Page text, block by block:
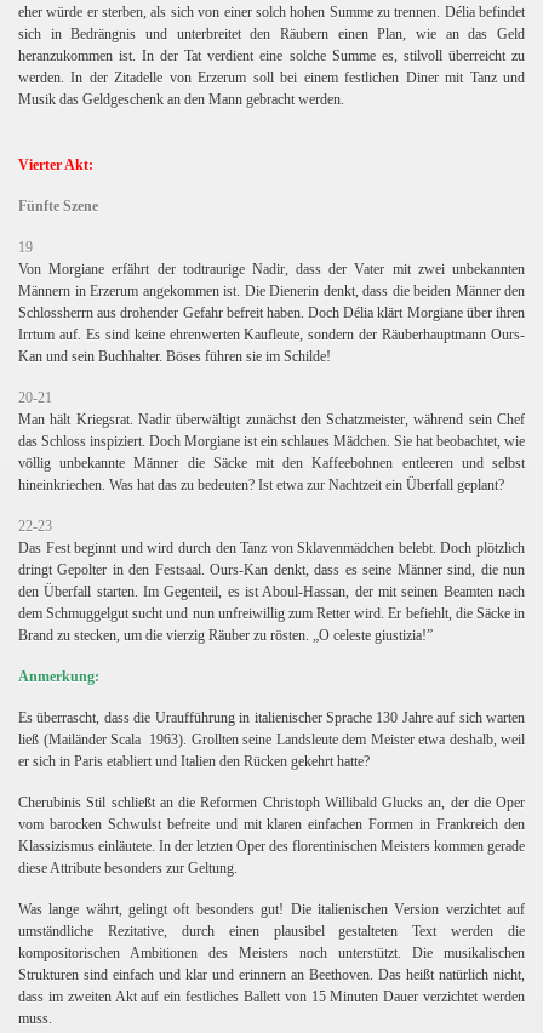
eher würde er sterben, als sich von einer solch hohen Summe zu trennen. Délia befindet
sich in Bedrängnis und unterbreitet den Räubern einen Plan, wie an das Geld
heranzukommen ist. In der Tat verdient eine solche Summe es, stilvoll überreicht zu
werden. In der Zitadelle von Erzerum soll bei einem festlichen Diner mit Tanz und
Musik das Geldgeschenk an den Mann gebracht werden.
Vierter Akt:
Fünfte Szene
19
Von Morgiane erfährt der todtraurige Nadir, dass der Vater mit zwei unbekannten
Männern in Erzerum angekommen ist. Die Dienerin denkt, dass die beiden Männer den
Schlossherrn aus drohender Gefahr befreit haben. Doch Délia klärt Morgiane über ihren
Irrtum auf. Es sind keine ehrenwerten Kaufleute, sondern der Räuberhauptmann Ours-
Kan und sein Buchhalter. Böses führen sie im Schilde!
20-21
Man hält Kriegsrat. Nadir überwältigt zunächst den Schatzmeister, während sein Chef
das Schloss inspiziert. Doch Morgiane ist ein schlaues Mädchen. Sie hat beobachtet, wie
völlig unbekannte Männer die Säcke mit den Kaffeebohnen entleeren und selbst
hineinkriechen. Was hat das zu bedeuten? Ist etwa zur Nachtzeit ein Überfall geplant?
22-23
Das Fest beginnt und wird durch den Tanz von Sklavenmädchen belebt. Doch plötzlich
dringt Gepolter in den Festsaal. Ours-Kan denkt, dass es seine Männer sind, die nun
den Überfall starten. Im Gegenteil, es ist Aboul-Hassan, der mit seinen Beamten nach
dem Schmuggelgut sucht und nun unfreiwillig zum Retter wird. Er befiehlt, die Säcke in
Brand zu stecken, um die vierzig Räuber zu rösten.
„O celeste giustizia!”
Anmerkung:
Es überrascht, dass die Uraufführung in italienischer Sprache 130 Jahre auf sich warten
ließ (Mailänder Scala 1963). Grollten seine Landsleute dem Meister etwa deshalb, weil
er sich in Paris etabliert und Italien den Rücken gekehrt hatte?
Cherubinis Stil schließt an die Reformen Christoph Willibald Glucks an, der die Oper
vom barocken Schwulst befreite und mit klaren einfachen Formen in Frankreich den
Klassizismus einläutete. In der letzten Oper des florentinischen Meisters kommen gerade
diese Attribute besonders zur Geltung.
Was lange währt, gelingt oft besonders gut! Die italienischen Version verzichtet auf
umständliche Rezitative, durch einen plausibel gestalteten Text werden die
kompositorischen Ambitionen des Meisters noch unterstützt. Die musikalischen
Strukturen sind einfach und klar und erinnern an Beethoven. Das heißt natürlich nicht,
dass im zweiten Akt auf ein festliches Ballett von 15 Minuten Dauer verzichtet werden
muss.